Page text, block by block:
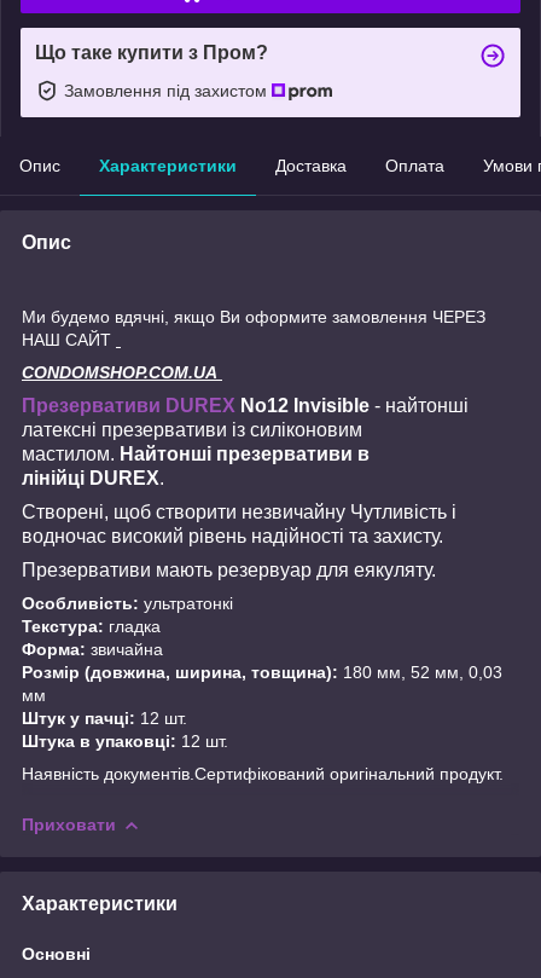
Що таке купити з Пром?
Замовлення під захистом
Опис Характеристики Доставка Оплата Умови
Опис
Ми будемо вдячні, якщо Ви оформите замовлення ЧЕРЕЗ
НАШ САЙТ
CONDOMSHOP.COM.UA
Презервативи DUREX No12 Invisible - найтонші
латексні презервативи із силіконовим
мастилом. Найтонші презервативи в
лінійці DUREX.
Створені, щоб створити незвичайну Чутливість і
водночас високий рівень надійності та захисту.
Презервативи мають резервуар для еякуляту.
Особливість: ультратонкі
Текстура: гладка
Форма: звичайна
Розмір (довжина, ширина, товщина): 180 мм, 52 мм, 0,03
мм
Штук у пачці: 12 шт.
Штука в упаковці: 12 шт.
Наявність документів.Сертифікований оригінальний продукт.
Приховати
Характеристики
Основні